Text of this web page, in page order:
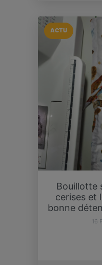
ACTU
Bouillotte
cerises et
bonne
16